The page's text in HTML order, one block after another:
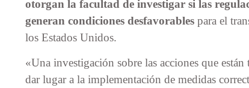
otorgan la facultad de investigar si las
generan condiciones desfavorables para el
los Estados Unidos.
«Una investigación sobre las acciones que
dar lugar a la implementación de medidas